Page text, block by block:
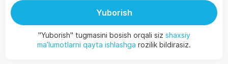
Yuborish
"Yuborish" tugmasini bosish orqali siz shaxsiy
ma’lumotlarni qayta ishlashga rozilik bildirasiz.